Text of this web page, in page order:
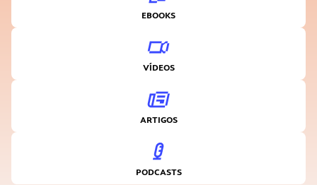
EBOOKS
VÍDEOS
ARTIGOS
PODCASTS